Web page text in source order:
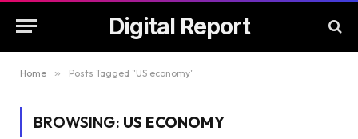
Digital Report
Home » Posts Tagged "US economy"
BROWSING: US ECONOMY